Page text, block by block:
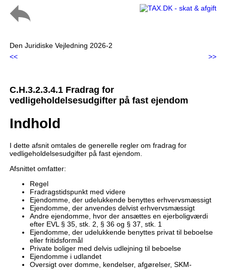
Den Juridiske Vejledning 2026-2
<<
>>
C.H.3.2.3.4.1 Fradrag for
vedligeholdelsesudgifter på fast ejendom
Indhold
I dette afsnit omtales de generelle regler om fradrag for
vedligeholdelsesudgifter på fast ejendom.
Afsnittet omfatter:
Regel
Fradragstidspunkt med videre
Ejendomme, der udelukkende benyttes erhvervsmæssigt
Ejendomme, der anvendes delvist erhvervsmæssigt
Andre ejendomme, hvor der ansættes en ejerboligværdi
efter EVL § 35, stk. 2, § 36 og § 37, stk. 1
Ejendomme, der udelukkende benyttes privat til beboelse
eller fritidsformål
Private boliger med delvis udlejning til beboelse
Ejendomme i udlandet
Oversigt over domme, kendelser, afgørelser, SKM-